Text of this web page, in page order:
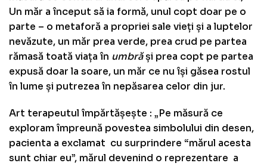
Un măr a început să ia formă, unul copt doar pe o
parte – o metaforă a propriei sale vieți și a luptelor
nevăzute, un măr prea verde, prea crud pe partea
rămasă toată viața în umbrăși prea copt pe partea
expusă doar la soare, un măr ce nu își găsea rostul
în lume și putrezea în nepăsarea celor din jur.
Art terapeutul împărtășește : „Pe măsură ce
exploram împreună povestea simbolului din desen,
pacienta a exclamat cu surprindere “mărul acesta
sunt chiar eu”, mărul devenind o reprezentare a